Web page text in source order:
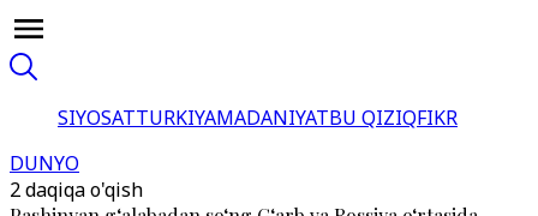
SIYOSATTURKIYAMADANIYATBU QIZIQFIKR
DUNYO
2 daqiqa o'qish